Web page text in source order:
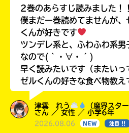
2巻のあらすじ読みました！！
僕まだ一巻読めてませんが、
くんが好きです
ツンデレ系と、ふわふわ系男
なので(｀・∀・´)
早く読みたいです（またいっ
ゼルくんの好きな食べ物教
津雲 れう
（魔界スタ
さん ／ 女性 ／ 小学6年
2026.08.06 NEW 注目 !!